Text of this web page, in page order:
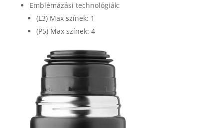
Emblémázási technológiák:
(L3) Max színek: 1
(P5) Max színek: 4